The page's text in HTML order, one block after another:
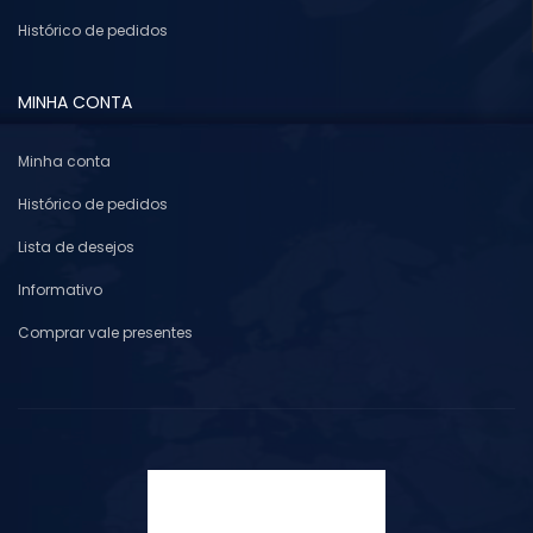
Histórico de pedidos
MINHA CONTA
Minha conta
Histórico de pedidos
Lista de desejos
Informativo
Comprar vale presentes